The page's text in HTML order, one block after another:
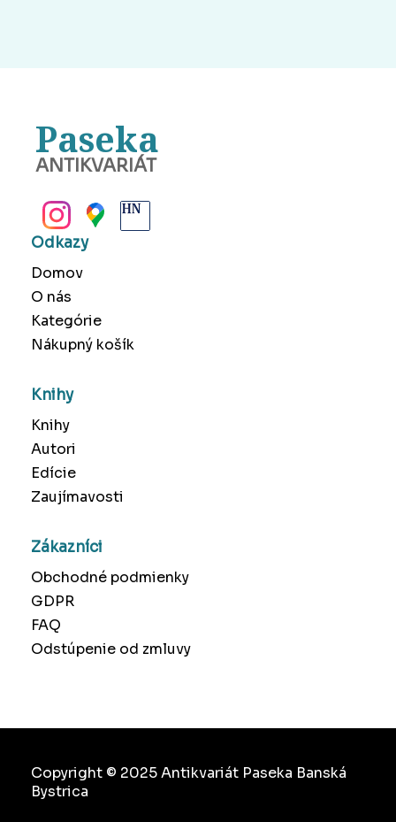
Paseka
ANTIKVARIÁT
Odkazy
Domov
O nás
Kategórie
Nákupný košík
Knihy
Knihy
Autori
Edície
Zaujímavosti
Zákazníci
Obchodné podmienky
GDPR
FAQ
Odstúpenie od zmluvy
Copyright © 2025 Antikvariát Paseka Banská
Bystrica